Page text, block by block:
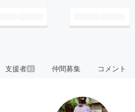
支援者41 仲間募集 コメント